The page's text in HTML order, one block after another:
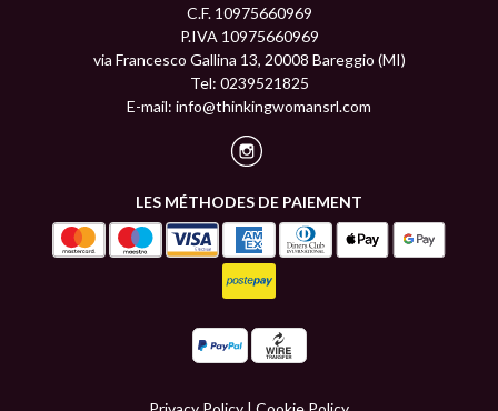
C.F. 10975660969
P.IVA 10975660969
via Francesco Gallina 13, 20008 Bareggio (MI)
Tel: 0239521825
E-mail: info@thinkingwomansrl.com
LES MÉTHODES DE PAIEMENT